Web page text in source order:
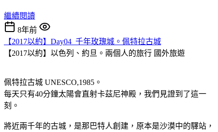
繼續閱讀
8年前
【2017以約】Day04_千年玫瑰城。佩特拉古城
【2017以約】以色列、約旦。兩個人的旅行 國外旅遊
佩特拉古城 UNESCO,1985。
每天只有40分鐘太陽會直射卡茲尼神殿，我們見證到了這一
刻。
將近兩千年的古城，是那巴特人創建，原本是沙漠中的驛站，